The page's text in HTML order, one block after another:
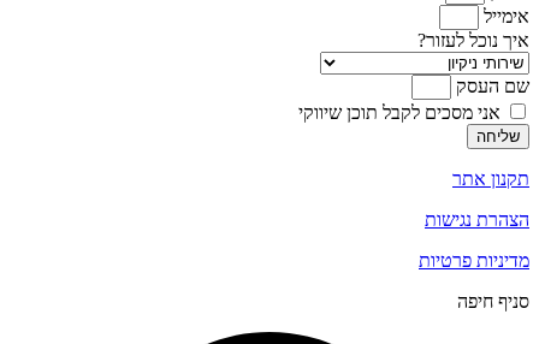
אימייל
איך נוכל לעזור?
שם העסק
אני מסכים לקבל תוכן שיווקי
שליחה
תקנון אתר
הצהרת נגישות
מדיניות פרטיות
סניף חיפה